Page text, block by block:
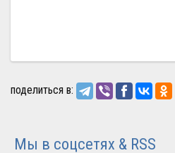
поделиться в:
Мы в соцсетях & RSS